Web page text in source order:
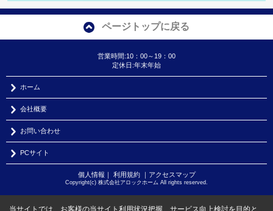
ページトップに戻る
営業時間:10：00～19：00
定休日:年末年始
ホーム
会社概要
お問い合わせ
PCサイト
個人情報 ｜ 利用規約｜ アクセスマップ
Copyright(c) 株式会社アロックホーム All rights reserved.
当サイトでは、お客様の当サイト利用状況把握、サービス向上検討を目的と